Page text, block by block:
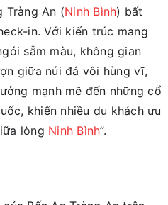
Tràng An (Ninh Bình) bất
in. Với kiến trúc mang
sẫm màu, không gian
giữa núi đá vôi hùng vĩ,
mạnh mẽ đến những cổ
khiến nhiều du khách ưu
lòng Ninh Bình”.